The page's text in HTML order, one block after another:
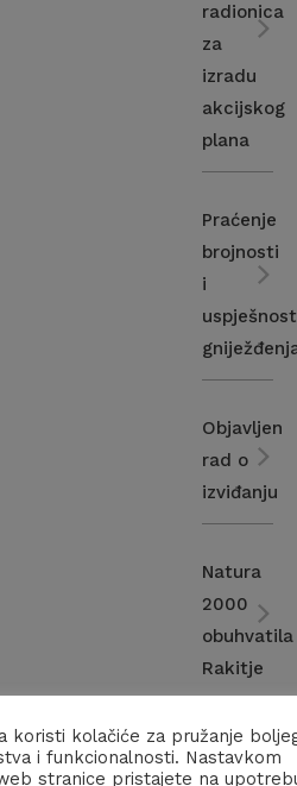
radionica
za
izradu
akcijskog
plana
Praćenje
brojnosti
i
Objavljen
rad o
izviđanju
Natura
2000
obuhvatila
Rakitje
Nacrt
koristi kolačiće za pružanje
i funkcionalnosti. Nastavkom
stranice pristajete na